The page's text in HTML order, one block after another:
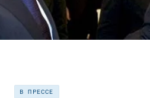
В ПРЕССЕ